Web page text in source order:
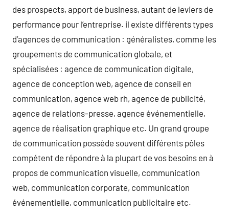
des prospects, apport de business, autant de leviers de
performance pour l’entreprise. il existe différents types
d’agences de communication : généralistes, comme les
groupements de communication globale, et
spécialisées : agence de communication digitale,
agence de conception web, agence de conseil en
communication, agence web rh, agence de publicité,
agence de relations-presse, agence événementielle,
agence de réalisation graphique etc. Un grand groupe
de communication possède souvent différents pôles
compétent de répondre à la plupart de vos besoins en à
propos de communication visuelle, communication
web, communication corporate, communication
événementielle, communication publicitaire etc.